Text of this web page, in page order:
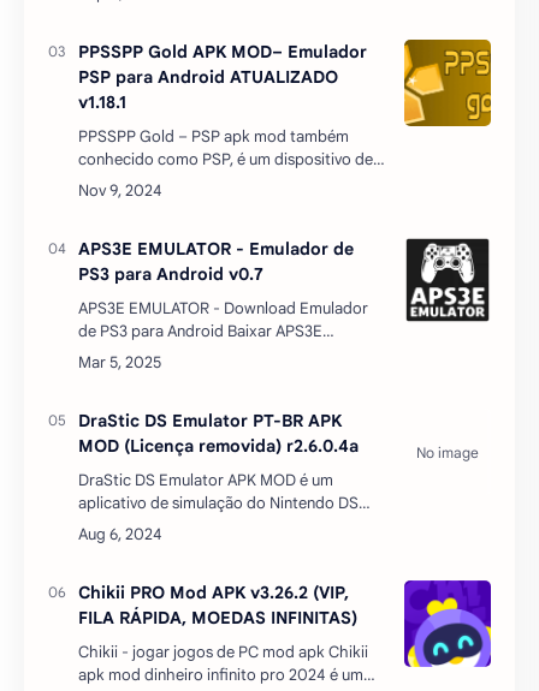
alta qualidade, altamente duradouro,
PPSSPP Gold APK MOD– Emulador
PSP para Android ATUALIZADO
v1.18.1
PPSSPP Gold – PSP apk mod também
conhecido como PSP, é um dispositivo de
jogos predominante no mercado hoje. Este
é um produto da Sony Computer
APS3E EMULATOR - Emulador de
PS3 para Android v0.7
APS3E EMULATOR - Download Emulador
de PS3 para Android Baixar APS3E
Emulator - Emulador de PS3 para
AndroidSe você sempre sonhou em jogar
DraStic DS Emulator PT-BR APK
MOD (Licença removida) r2.6.0.4a
DraStic DS Emulator APK MOD é um
aplicativo de simulação do Nintendo DS
desenvolvido pela Exofphase. Se você não
sabe, Nintendo DS tem sido o console de
Chikii PRO Mod APK v3.26.2 (VIP,
FILA RÁPIDA, MOEDAS INFINITAS)
Chikii - jogar jogos de PC mod apk Chikii
apk mod dinheiro infinito pro 2024 é um